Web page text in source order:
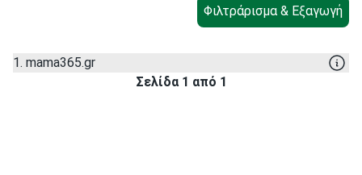
1. mama365.gr
Σελίδα 1 από 1